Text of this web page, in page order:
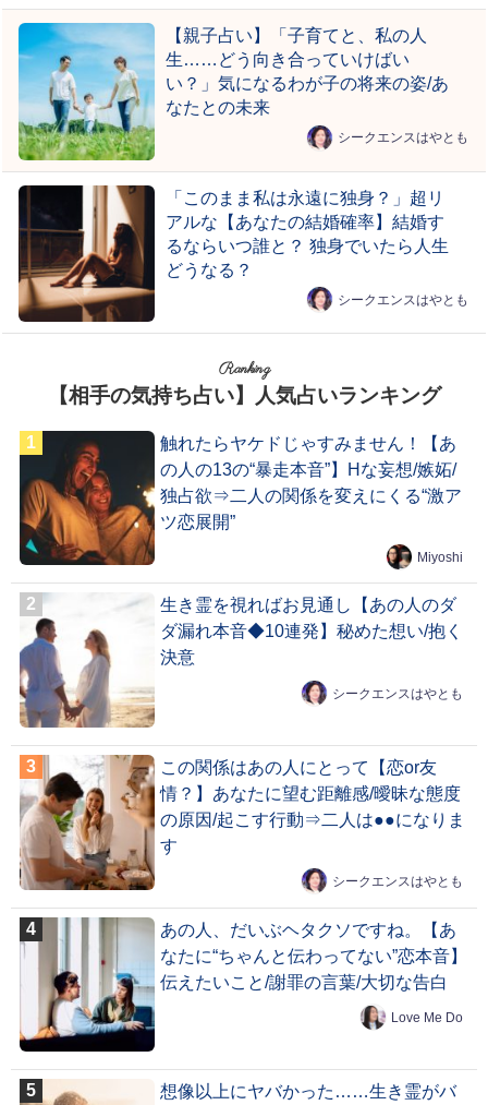
【親子占い】「子育てと、私の人
生……どう向き合っていけばい
い？」気になるわが子の将来の姿/あ
なたとの未来
シークエンスはやとも
「このまま私は永遠に独身？」超リ
アルな【あなたの結婚確率】結婚す
るならいつ誰と？ 独身でいたら人生
どうなる？
シークエンスはやとも
Ranking
【相手の気持ち占い】人気占いランキング
触れたらヤケドじゃすみません！【あ
の人の13の“暴走本音”】Hな妄想/嫉妬/
独占欲⇒二人の関係を変えにくる“激ア
ツ恋展開”
Miyoshi
生き霊を視ればお見通し【あの人のダ
ダ漏れ本音◆10連発】秘めた想い/抱く
決意
シークエンスはやとも
この関係はあの人にとって【恋or友
情？】あなたに望む距離感/曖昧な態度
の原因/起こす行動⇒二人は●●になりま
す
シークエンスはやとも
あの人、だいぶヘタクソですね。【あ
なたに“ちゃんと伝わってない”恋本音】
伝えたいこと/謝罪の言葉/大切な告白
Love Me Do
想像以上にヤバかった……生き霊がバ